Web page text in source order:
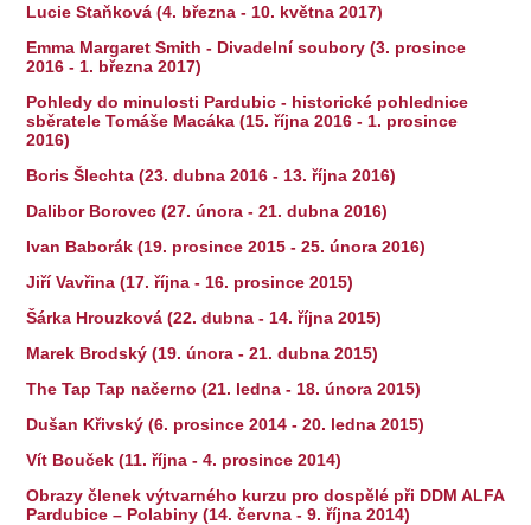
Lucie Staňková (4. března - 10. května 2017)
Emma Margaret Smith - Divadelní soubory (3. prosince
2016 - 1. března 2017)
Pohledy do minulosti Pardubic - historické pohlednice
sběratele Tomáše Macáka (15. října 2016 - 1. prosince
2016)
Boris Šlechta (23. dubna 2016 - 13. října 2016)
Dalibor Borovec (27. února - 21. dubna 2016)
Ivan Baborák (19. prosince 2015 - 25. února 2016)
Jiří Vavřina (17. října - 16. prosince 2015)
Šárka Hrouzková (22. dubna - 14. října 2015)
Marek Brodský (19. února - 21. dubna 2015)
The Tap Tap načerno (21. ledna - 18. února 2015)
Dušan Křivský (6. prosince 2014 - 20. ledna 2015)
Vít Bouček (11. října - 4. prosince 2014)
Obrazy členek výtvarného kurzu pro dospělé při DDM ALFA
Pardubice – Polabiny (14. června - 9. října 2014)